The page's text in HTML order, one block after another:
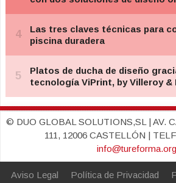
© DUO GLOBAL SOLUTIONS,SL | AV.
111, 12006 CASTELLÓN |
info@tureforma.org
Aviso Legal Política de Privacidad